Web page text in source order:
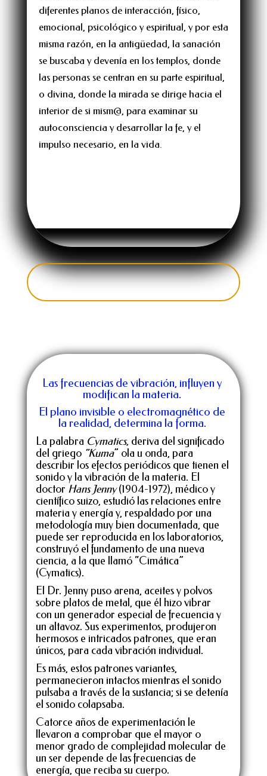
diferentes planos de interacción, físico,
emocional, psicológico y espiritual, y por esta
misma razón, en la antigüedad, la sanación
se buscaba y devenía en los templos, donde
las personas se centran en su parte espiritual,
o divina, donde la mirada se dirige hacia el
interior de si mism@, para examinar su
autoconsciencia y desarrollar la fe, y el
impulso necesario, en la vida.
Las frecuencias de vibración, influyen y
modifican la materia.
El plano invisible o electromagnético de
la realidad, determina la forma.
La palabra Cymatics, deriva del significado
del griego “Kuma” ola u onda, para
describir los efectos periódicos que tienen el
sonido y la vibración de la materia. El
doctor Hans Jenny(1904-1972), médico y
científico suizo, estudió las relaciones entre
materia y energía y, respaldado por una
metodología muy bien documentada, que
puede ser reproducida en los laboratorios,
construyó el fundamento de una nueva
ciencia, a la que llamó “Cimática”
(Cymatics).
El Dr. Jenny puso arena, aceites y polvos
sobre platos de metal, que él hizo vibrar
con un generador especial de frecuencia y
un altavoz. Sus experimentos, produjeron
hermosos e intricados patrones, que eran
únicos, para cada vibración individual.
Es más, estos patrones variantes,
permanecieron intactos mientras el sonido
pulsaba a través de la sustancia; si se detenía
el sonido colapsaba.
Catorce años de experimentación le
llevaron a comprobar que el mayor o
menor grado de complejidad molecular de
un ser depende de las frecuencias de
energía, que reciba su cuerpo.